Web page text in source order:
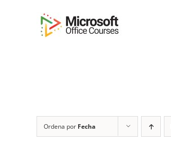
Ordena por Fecha